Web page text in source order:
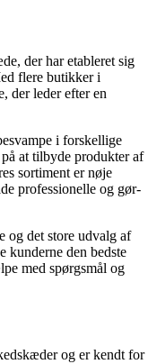
der har etableret sig
flere butikker i
der leder efter en
i forskellige
at tilbyde produkter af
sortiment er nøje
professionelle og gør-
og det store udvalg af
kunderne den bedste
med spørgsmål og
og er kendt for